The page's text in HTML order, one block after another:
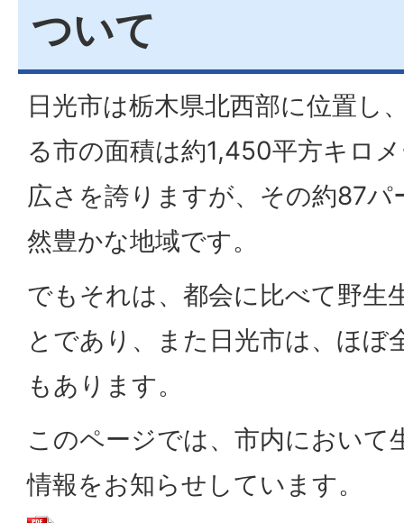
ついて
日光市は栃木県北西部に位置し
る市の面積は約1,450平方キロ
広さを誇りますが、その約87パ
然豊かな地域です。
でもそれは、都会に比べて野生
とであり、また日光市は、ほぼ
もあります。
このページでは、市内において
情報をお知らせしています。